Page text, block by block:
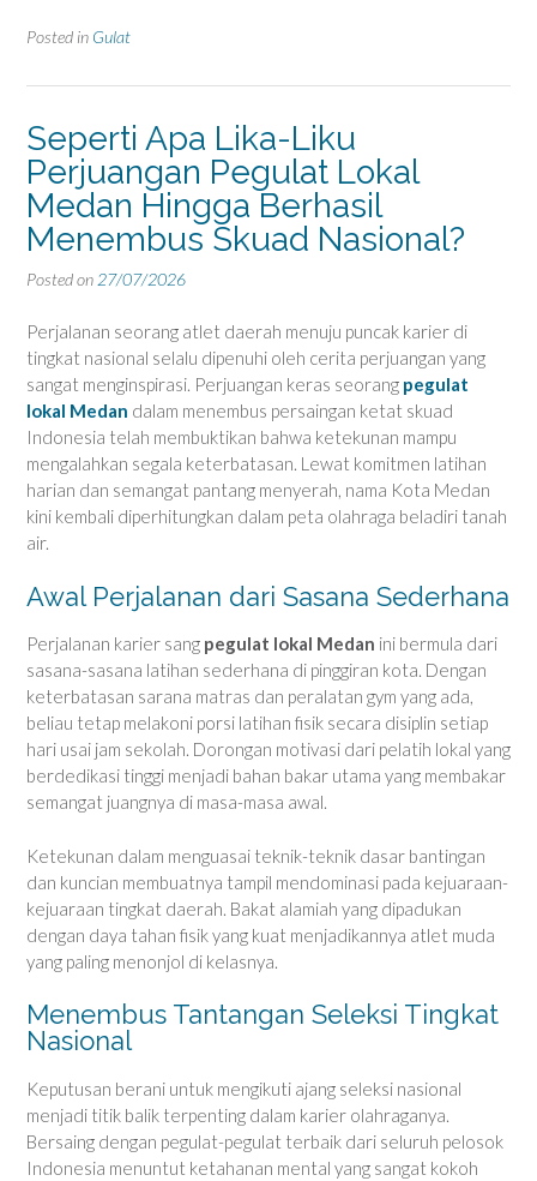
Posted in Gulat
Seperti Apa Lika-Liku
Perjuangan Pegulat Lokal
Medan Hingga Berhasil
Menembus Skuad Nasional?
Posted on 27/07/2026
Perjalanan seorang atlet daerah menuju puncak karier di
tingkat nasional selalu dipenuhi oleh cerita perjuangan yang
sangat menginspirasi. Perjuangan keras seorang pegulat
lokal Medan dalam menembus persaingan ketat skuad
Indonesia telah membuktikan bahwa ketekunan mampu
mengalahkan segala keterbatasan. Lewat komitmen latihan
harian dan semangat pantang menyerah, nama Kota Medan
kini kembali diperhitungkan dalam peta olahraga beladiri tanah
air.
Awal Perjalanan dari Sasana Sederhana
Perjalanan karier sang pegulat lokal Medan ini bermula dari
sasana-sasana latihan sederhana di pinggiran kota. Dengan
keterbatasan sarana matras dan peralatan gym yang ada,
beliau tetap melakoni porsi latihan fisik secara disiplin setiap
hari usai jam sekolah. Dorongan motivasi dari pelatih lokal yang
berdedikasi tinggi menjadi bahan bakar utama yang membakar
semangat juangnya di masa-masa awal.
Ketekunan dalam menguasai teknik-teknik dasar bantingan
dan kuncian membuatnya tampil mendominasi pada kejuaraan-
kejuaraan tingkat daerah. Bakat alamiah yang dipadukan
dengan daya tahan fisik yang kuat menjadikannya atlet muda
yang paling menonjol di kelasnya.
Menembus Tantangan Seleksi Tingkat
Nasional
Keputusan berani untuk mengikuti ajang seleksi nasional
menjadi titik balik terpenting dalam karier olahraganya.
Bersaing dengan pegulat-pegulat terbaik dari seluruh pelosok
Indonesia menuntut ketahanan mental yang sangat kokoh